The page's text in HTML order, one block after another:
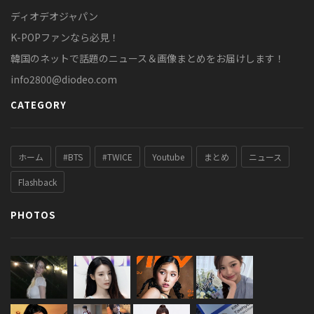
ディオデオジャパン
K-POPファンなら必見！
韓国のネットで話題のニュース＆画像まとめをお届けします！
info2800@diodeo.com
CATEGORY
ホーム #BTS #TWICE Youtube まとめ ニュース
Flashback
PHOTOS